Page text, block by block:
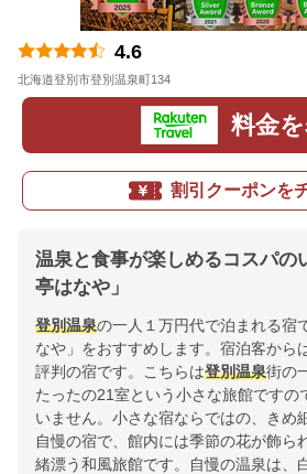
4.6
北海道登別市登別温泉町134
料金
割引クーポンを
温泉と食事が楽しめるコスパの
亭はなや」
登別温泉の一人１万円代で泊まれる宿
なや」をおすすめします。宿泊客から
評判の宿です。こちらは登別温泉街の
たったの21室という小さな旅館ですの
いません。小さな宿ならではの、きめ
自慢の宿で、館内には季節の花が飾ら
緒漂う和風旅館です。自慢の温泉は、